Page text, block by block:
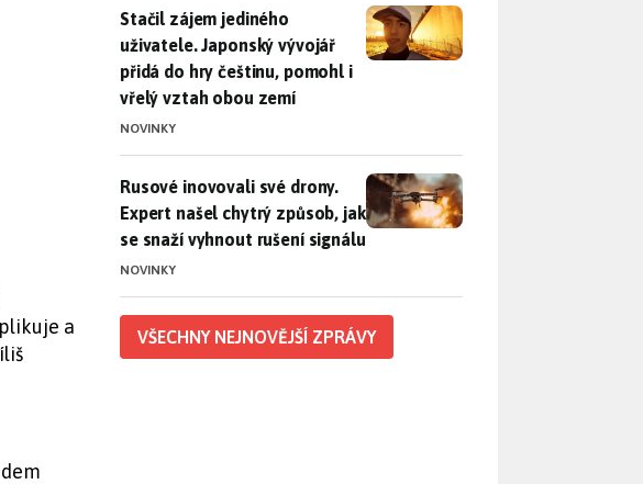
a
Stačil zájem jediného uživatele. Japonský vývojář přidá do hry
Stačil zájem jediného
uživatele. Japonský vývojář
přidá do hry češtinu, pomohl i
vřelý vztah obou zemí
NOVINKY
Rusové inovovali své drony. Expert našel chytrý způsob, jak se
Rusové inovovali své drony.
Expert našel chytrý způsob, jak
se snaží vyhnout rušení signálu
NOVINKY
VŠECHNY NEJNOVĚJŠÍ ZPRÁVY